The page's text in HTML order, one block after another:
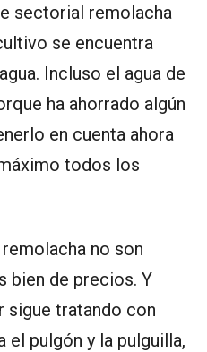
sectorial remolacha
se encuentra
Incluso el agua de
ha ahorrado algún
en cuenta ahora
todos los
no son
bien de precios. Y
sigue tratando con
pulgón y la pulguilla,